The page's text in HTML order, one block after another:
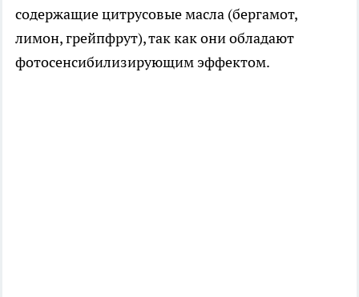
содержащие цитрусовые масла (бергамот,
лимон, грейпфрут), так как они обладают
фотосенсибилизирующим эффектом.